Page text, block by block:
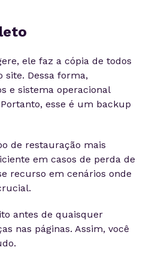
ele faz a cópia de todos
site. Dessa forma,
e sistema operacional
esse é um backup
de restauração mais
em casos de perda de
recurso em cenários onde
antes de quaisquer
nas páginas. Assim, você